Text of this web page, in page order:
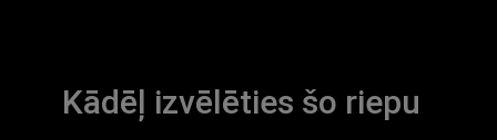
Kādēļ izvēlēties šo riepu